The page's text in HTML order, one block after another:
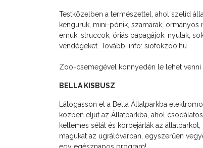
Testközelben a természettel, ahol szelíd
kenguruk, mini-pónik, szamarak, ormányos
emuk, struccok, óriás papagájok, nyulak,
vendégeket. További info: siofokzoo.hu
Zoo-csemegével könnyedén le lehet venni
BELLA KISBUSZ
Látogasson el a Bella Állatparkba
közben eljut az Állatparkba, ahol
kellemes sétát és körbejárták az
magukat az ugrálóvárban, egyszerűen
egy egésznapos program!